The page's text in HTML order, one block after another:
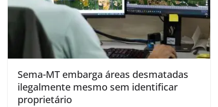
Sema-MT embarga áreas desmatadas
ilegalmente mesmo sem identificar
proprietário